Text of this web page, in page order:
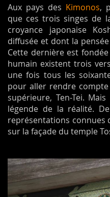
Aux pays des Kimonos,
que ces trois singes de
croyance japonaise
diffusée et dont la
Cette dernière est
humain existent trois
une fois tous les
pour aller rendre
supérieure, Ten-Tei.
légende de la réalité.
représentations connues
sur la façade du temple